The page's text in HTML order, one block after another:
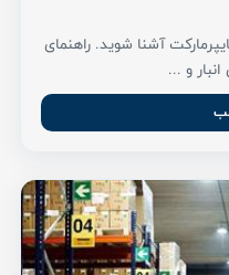
آشنا شوید. راهنمای
و ...